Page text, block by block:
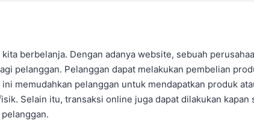
berbelanja. Dengan adanya website, sebuah
pelanggan. Pelanggan dapat melakukan pembelian
memudahkan pelanggan untuk mendapatkan produk
Selain itu, transaksi online juga dapat dilakukan kapan